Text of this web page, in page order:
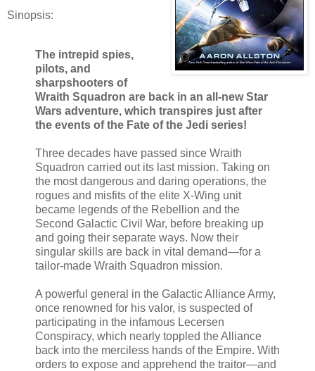
Sinopsis:
The intrepid spies,
pilots, and
sharpshooters of
Wraith Squadron are back in an all-new Star
Wars adventure, which transpires just after
the events of the Fate of the Jedi series!
Three decades have passed since Wraith
Squadron carried out its last mission. Taking on
the most dangerous and daring operations, the
rogues and misfits of the elite X-Wing unit
became legends of the Rebellion and the
Second Galactic Civil War, before breaking up
and going their separate ways. Now their
singular skills are back in vital demand—for a
tailor-made Wraith Squadron mission.
A powerful general in the Galactic Alliance Army,
once renowned for his valor, is suspected of
participating in the infamous Lecersen
Conspiracy, which nearly toppled the Alliance
back into the merciless hands of the Empire. With
orders to expose and apprehend the traitor—and